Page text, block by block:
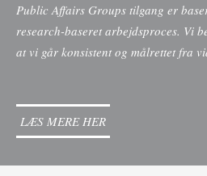
Public Affairs Groups tilgang er
research-baseret arbejdsproces. Vi
at vi går konsistent og målrettet fra
LÆS MERE HER